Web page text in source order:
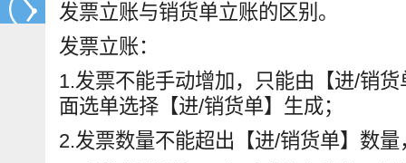
发票立账与销货单立账的区别。
发票立账：
1.发票不能手动增加，只能由【进/销
面选单选择【进/销货单】生成；
2.发票数量不能超出【进/销货单】数